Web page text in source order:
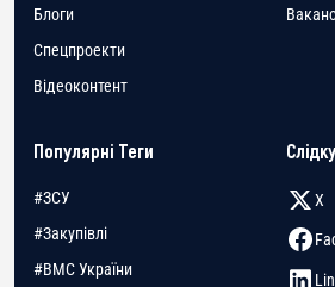
Блоги
Спецпроекти
Відеоконтент
Популярні Теги
#ЗСУ
#Закупівлі
#ВМС України
X